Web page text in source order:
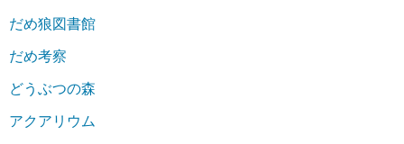
だめ狼図書館
だめ考察
どうぶつの森
アクアリウム